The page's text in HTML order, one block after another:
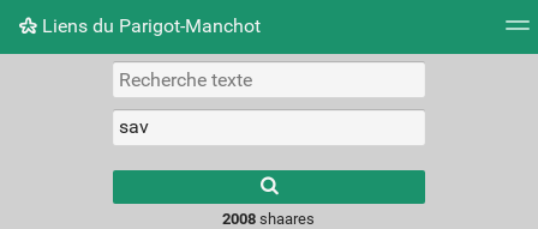
Liens du Parigot-Manchot
Nuage de tags Mur d'images
2008 shaares